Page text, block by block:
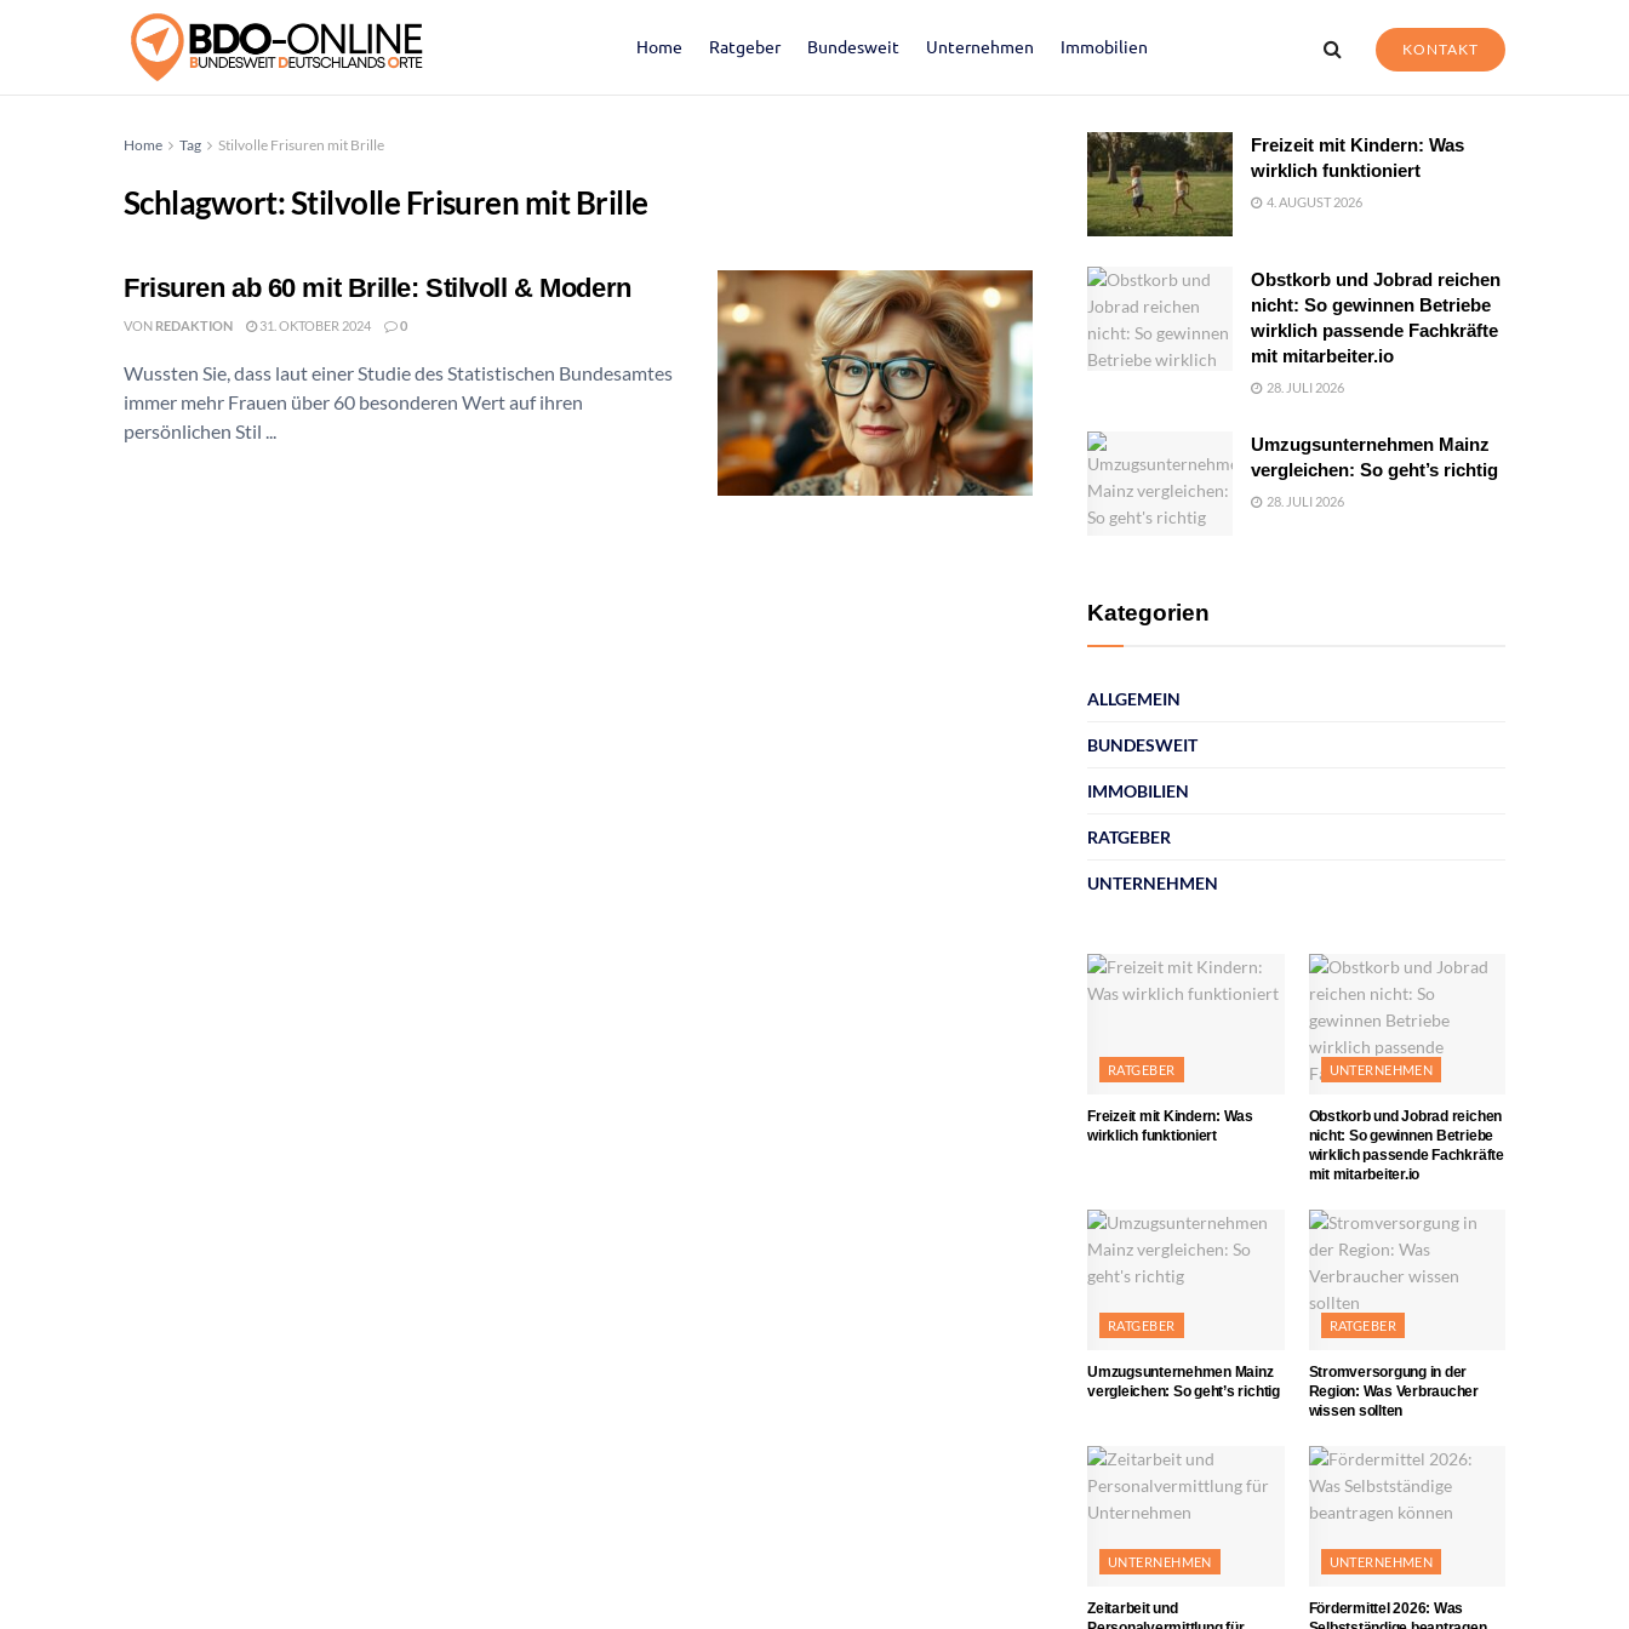
Home Ratgeber Bundesweit Unternehmen Immobilien KONTAKT
Home Tag Stilvolle Frisuren mit Brille
Schlagwort:Stilvolle Frisuren mit Brille
Frisuren ab 60 mit Brille: Stilvoll & Modern
VON REDAKTION 31. OKTOBER 2024 0
Wussten Sie, dass laut einer Studie des Statistischen Bundesamtes
immer mehr Frauen über 60 besonderen Wert auf ihren
persönlichen Stil ...
Freizeit mit Kindern: Was
wirklich funktioniert
4. AUGUST 2026
Obstkorb und Jobrad reichen
nicht: So gewinnen Betriebe
wirklich passende Fachkräfte
mit mitarbeiter.io
28. JULI 2026
Umzugsunternehmen Mainz
vergleichen: So geht’s richtig
28. JULI 2026
Kategorien
ALLGEMEIN
BUNDESWEIT
IMMOBILIEN
RATGEBER
UNTERNEHMEN
RATGEBER
Freizeit mit Kindern: Was
wirklich funktioniert
UNTERNEHMEN
Obstkorb und Jobrad reichen
nicht: So gewinnen Betriebe
wirklich passende Fachkräfte
mit mitarbeiter.io
RATGEBER
Umzugsunternehmen Mainz
vergleichen: So geht’s richtig
RATGEBER
Stromversorgung in der
Region: Was Verbraucher
wissen sollten
UNTERNEHMEN
Zeitarbeit und
UNTERNEHMEN
Fördermittel 2026: Was